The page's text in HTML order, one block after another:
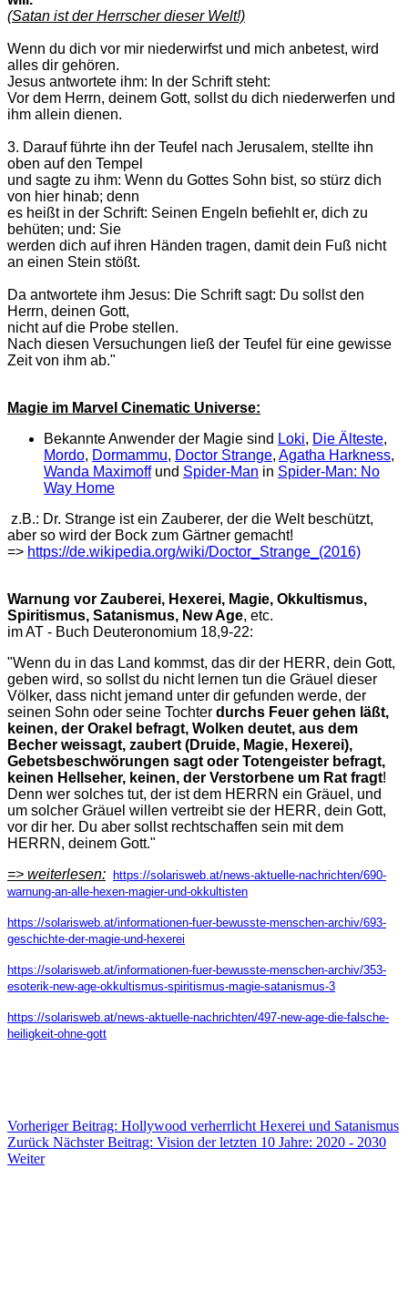
(Satan ist der Herrscher dieser Welt!)
Wenn du dich vor mir niederwirfst und mich anbetest, wird
alles dir gehören.
Jesus antwortete ihm: In der Schrift steht:
Vor dem Herrn, deinem Gott, sollst du dich niederwerfen und
ihm allein dienen.
3. Darauf führte ihn der Teufel nach Jerusalem, stellte ihn
oben auf den Tempel
und sagte zu ihm: Wenn du Gottes Sohn bist, so stürz dich
von hier hinab; denn
es heißt in der Schrift: Seinen Engeln befiehlt er, dich zu
behüten; und: Sie
werden dich auf ihren Händen tragen, damit dein Fuß nicht
an einen Stein stößt.
Da antwortete ihm Jesus: Die Schrift sagt: Du sollst den
Herrn, deinen Gott,
nicht auf die Probe stellen.
Nach diesen Versuchungen ließ der Teufel für eine gewisse
Zeit von ihm ab."
Magie im Marvel Cinematic Universe:
Bekannte Anwender der Magie sind Loki, Die Älteste,
Mordo, Dormammu, Doctor Strange, Agatha Harkness,
Wanda Maximoffund Spider-Man in Spider-Man: No
Way Home
z.B.: Dr. Strange ist ein Zauberer, der die Welt beschützt,
aber so wird der Bock zum Gärtner gemacht!
=> https://de.wikipedia.org/wiki/Doctor_Strange_(2016)
Warnung vor Zauberei, Hexerei, Magie, Okkultismus,
Spiritismus, Satanismus, New Age, etc.
im AT - Buch Deuteronomium 18,9-22:
"Wenn du in das Land kommst, das dir der HERR, dein Gott,
geben wird, so sollst du nicht lernen tun die Gräuel dieser
Völker, dass nicht jemand unter dir gefunden werde, der
seinen Sohn oder seine Tochter durchs Feuer gehen läßt,
keinen, der Orakel befragt, Wolken deutet, aus dem
Becher weissagt, zaubert (Druide, Magie, Hexerei),
Gebetsbeschwörungen sagt oder Totengeister befragt,
keinen Hellseher, keinen, der Verstorbene um Rat fragt!
Denn wer solches tut, der ist dem HERRN ein Gräuel, und
um solcher Gräuel willen vertreibt sie der HERR, dein Gott,
vor dir her. Du aber sollst rechtschaffen sein mit dem
HERRN, deinem Gott."
=> weiterlesen:
https://solarisweb.at/news-aktuelle-nachrichten/690-
warnung-an-alle-hexen-magier-und-okkultisten
https://solarisweb.at/informationen-fuer-bewusste-menschen-archiv/693-
geschichte-der-magie-und-hexerei
https://solarisweb.at/informationen-fuer-bewusste-menschen-archiv/353-
esoterik-new-age-okkultismus-spiritismus-magie-satanismus-3
https://solarisweb.at/news-aktuelle-nachrichten/497-new-age-die-falsche-
heiligkeit-ohne-gott
Vorheriger Beitrag: Hollywood verherrlicht Hexerei und Satanismus
Zurück Nächster Beitrag: Vision der letzten 10 Jahre: 2020 - 2030
Weiter